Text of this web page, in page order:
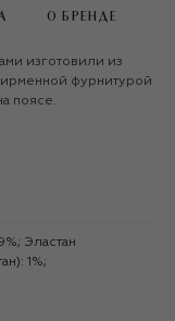
О БРЕНДЕ
изготовили из
фурнитурой
поясе.
1%;